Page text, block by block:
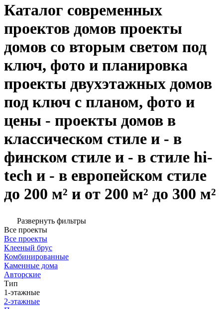
Каталог современных
проектов домов проекты
домов со вторым светом под
ключ, фото и планировка
проекты двухэтажных домов
под ключ с планом, фото и
цены - проекты домов в
классическом стиле и - в
финском стиле и - в стиле hi-
tech и - в европейском стиле
до 200 м² и от 200 м² до 300 м²
Развернуть фильтры
Все проекты
Все проекты
Клееный брус
Комбинированные
Каменные дома
Авторские
Тип
1-этажные
2-этажные